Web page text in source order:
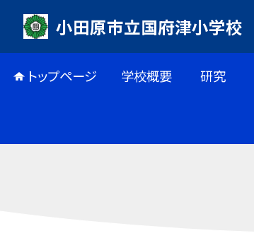
小田原市立国府津小学校
トップページ 学校概要 研究